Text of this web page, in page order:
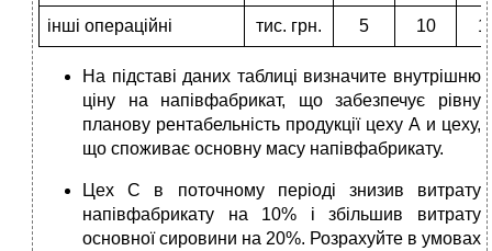
інші операційні тис. грн. 5 10
На підставі даних таблиці визначите внутрішню
ціну на напівфабрикат, що забезпечує рівну
планову рентабельність продукції цеху А и цеху,
що споживає основну масу напівфабрикату.
Цех С в поточному періоді знизив витрату
напівфабрикату на 10% і збільшив витрату
основної сировини на 20%. Розрахуйте в умовах